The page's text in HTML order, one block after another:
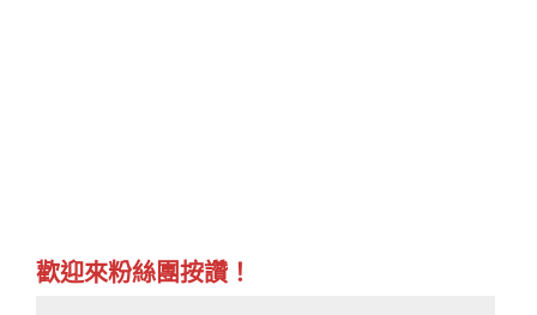
歡迎來粉絲團按讚！